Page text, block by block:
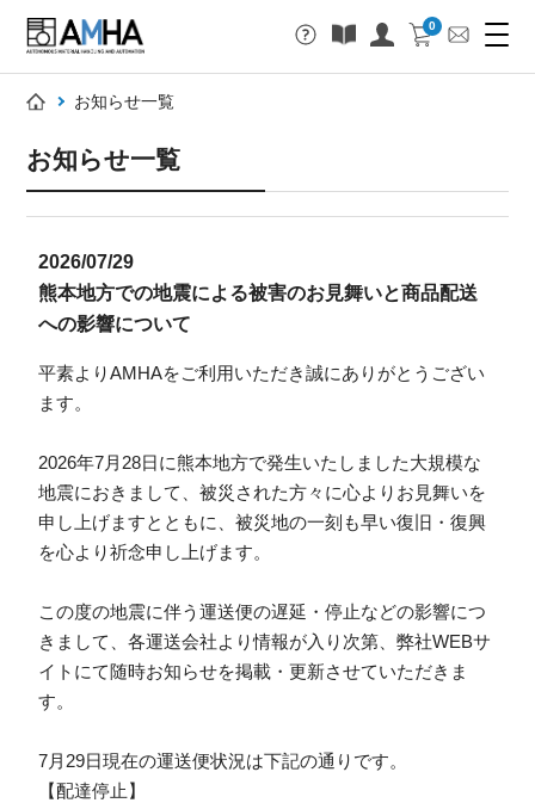
0
お知らせ一覧
お知らせ一覧
2026/07/29
熊本地方での地震による被害のお見舞いと商品配送
への影響について
平素よりAMHAをご利用いただき誠にありがとうござい
ます。
2026年7月28日に熊本地方で発生いたしました大規模な
地震におきまして、被災された方々に心よりお見舞いを
申し上げますとともに、被災地の一刻も早い復旧・復興
を心より祈念申し上げます。
この度の地震に伴う運送便の遅延・停止などの影響につ
きまして、各運送会社より情報が入り次第、弊社WEBサ
イトにて随時お知らせを掲載・更新させていただきま
す。
7月29日現在の運送便状況は下記の通りです。
【配達停止】